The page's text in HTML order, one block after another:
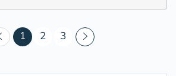
1 (courant)
2 3